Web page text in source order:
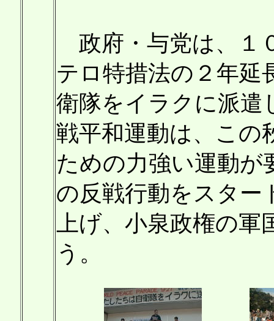
政府・与党は、１
テロ特措法の２年延
衛隊をイラクに派遣
戦平和運動は、この
ための力強い運動が
の反戦行動をスター
上げ、小泉政権の
う。